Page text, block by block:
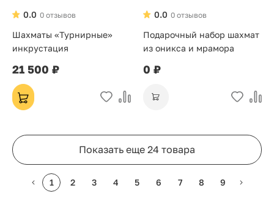
0 отзывов
0.0
Шахматы «Турнирные»
инкрустация
21 500 ₽
0 отзывов
0.0
Подарочный набор шахмат
из оникса и мрамора
0 ₽
Показать еще 24 товара
1 2 3 4 5 6 7 8 9